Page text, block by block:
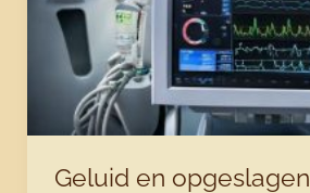
krijgt
op
leven
Geluid en opgeslagen